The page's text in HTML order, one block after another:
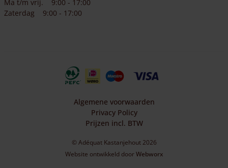
Ma t/m vrij.
9:00 - 17:00
Zaterdag
9:00 - 17:00
Algemene voorwaarden
Privacy Policy
Prijzen incl. BTW
© Adéquat Kastanjehout 2026
Website ontwikkeld doorWebworx